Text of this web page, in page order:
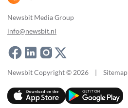
Newsbit Media Group
info@newsbit.nl
Newsbit Copyright © 2026 | Sitemap